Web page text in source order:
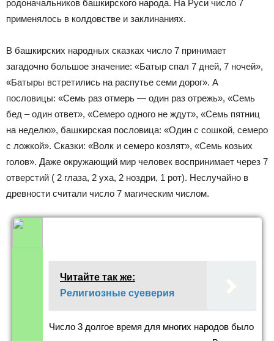
родоначальников башкирского народа. На Руси число 7
применялось в колдовстве и заклинаниях.
В башкирских народных сказках число 7 принимает
загадочно большое значение: «Батыр спал 7 дней, 7 ночей»,
«Батыры встретились на распутье семи дорог». А
пословицы: «Семь раз отмерь — один раз отрежь», «Семь
бед – один ответ», «Семеро одного не ждут», «Семь пятниц
на неделю», башкирская пословица: «Один с сошкой, семеро
с ложкой». Сказки: «Волк и семеро козлят», «Семь козьих
голов». Даже окружающий мир человек воспринимает через 7
отверстий ( 2 глаза, 2 уха, 2 ноздри, 1 рот). Неслучайно в
древности считали число 7 магическим числом.
Читайте так же:
Религиозные суеверия
Число 3 долгое время для многих народов было